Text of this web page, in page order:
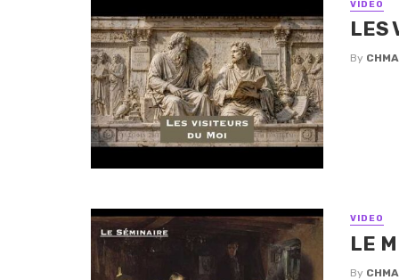
VIDEO
LES
By
VIDEO
LE
By